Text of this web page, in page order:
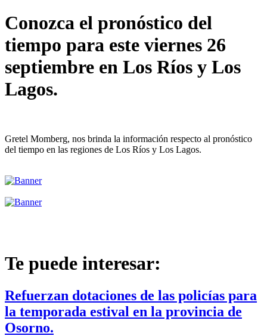
Conozca el pronóstico del
tiempo para este viernes 26
septiembre en Los Ríos y Los
Lagos.
Gretel Momberg, nos brinda la información respecto al pronóstico
del tiempo en las regiones de Los Ríos y Los Lagos.
Te puede interesar:
Refuerzan dotaciones de las policías para
la temporada estival en la provincia de
Osorno.